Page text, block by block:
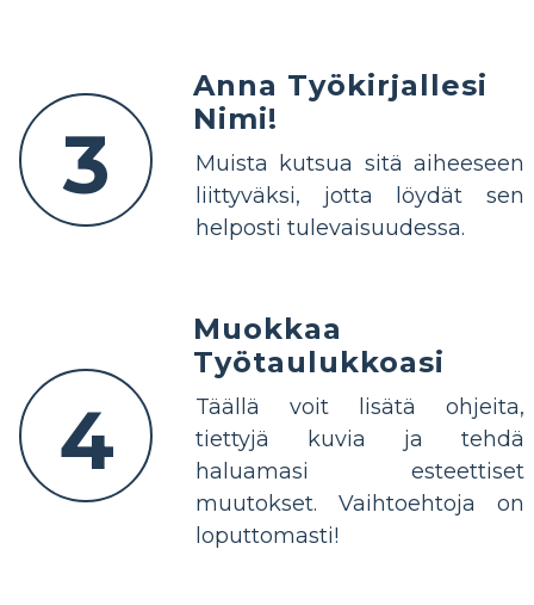
3
Anna Työkirjallesi
Nimi!
Muista kutsua sitä aiheeseen
liittyväksi, jotta löydät sen
helposti tulevaisuudessa.
4
Muokkaa
Työtaulukkoasi
Täällä voit lisätä ohjeita,
tiettyjä kuvia ja tehdä
haluamasi esteettiset
muutokset. Vaihtoehtoja on
loputtomasti!